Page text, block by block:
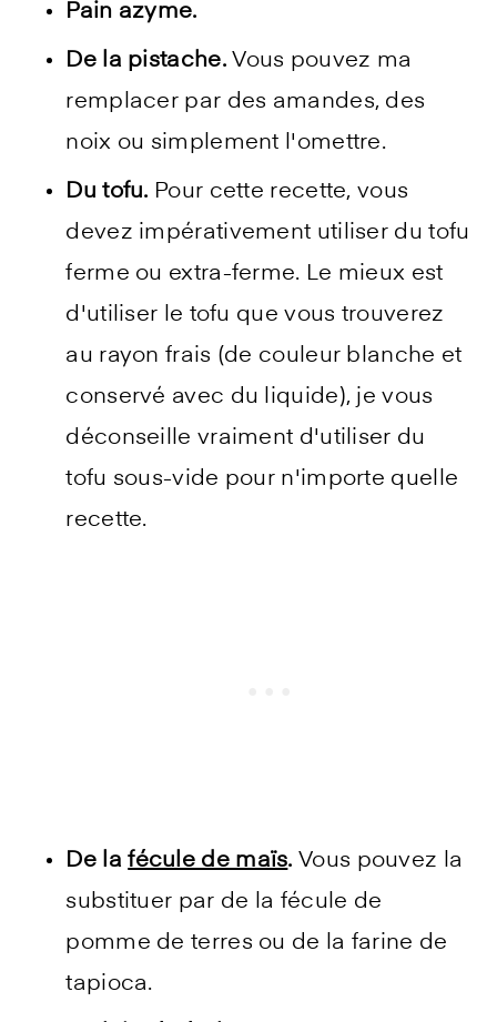
Pain azyme.
De la pistache. Vous pouvez ma
remplacer par des amandes, des
noix ou simplement l'omettre.
Du tofu. Pour cette recette, vous
devez impérativement utiliser du tofu
ferme ou extra-ferme. Le mieux est
d'utiliser le tofu que vous trouverez
au rayon frais (de couleur blanche et
conservé avec du liquide), je vous
déconseille vraiment d'utiliser du
tofu sous-vide pour n'importe quelle
recette.
De lafécule de maïs. Vous pouvez la
substituer par de la fécule de
pomme de terres ou de la farine de
tapioca.